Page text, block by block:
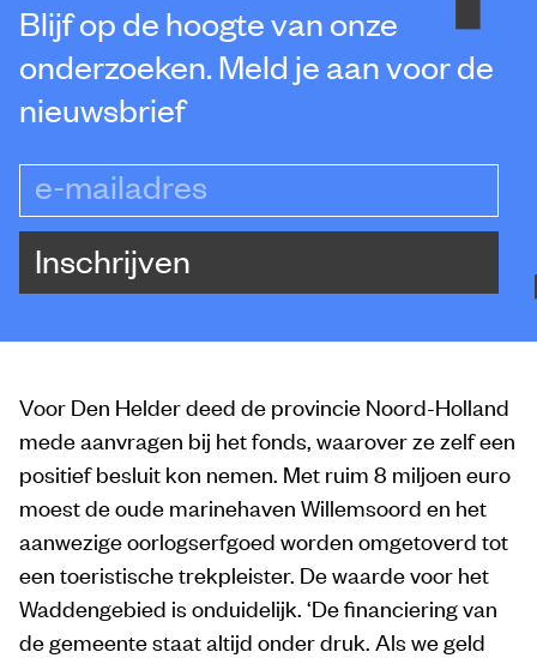
Blijf op de hoogte van onze
onderzoeken. Meld je aan voor de
nieuwsbrief
e-mailadres
Inschrijven
Voor Den Helder deed de provincie Noord-Holland
mede aanvragen bij het fonds, waarover ze zelf een
positief besluit kon nemen. Met ruim 8 miljoen euro
moest de oude marinehaven Willemsoord en het
aanwezige oorlogserfgoed worden omgetoverd tot
een toeristische trekpleister. De waarde voor het
Waddengebied is onduidelijk. ‘De financiering van
de gemeente staat altijd onder druk. Als we geld